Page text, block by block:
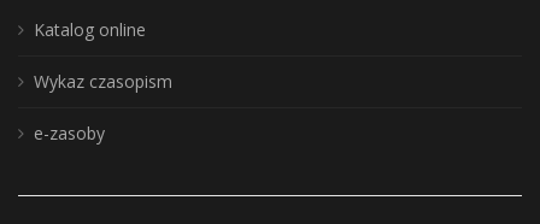
Katalog online
Wykaz czasopism
e-zasoby